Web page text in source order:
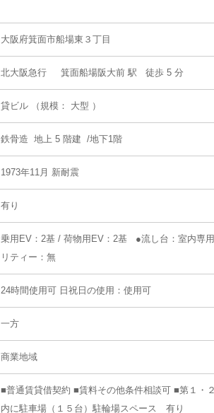
大阪府箕面市船場東３丁目
北大阪急行 箕面船場阪大前 駅 徒歩 5 分
貸ビル （規模： 大型 ）
鉄骨造 地上 5 階建 /地下1階
1973年11月 新耐震
有り
乗用EV：2基 / 荷物用EV：2基 ●流し台：室内専
リティー：無
24時間使用可 日祝日の使用：使用可
一方
商業地域
■普通賃貸借契約 ■賃料その他条件相談可 ■第１
内に駐車場（１５台）駐輪場スペース 有り